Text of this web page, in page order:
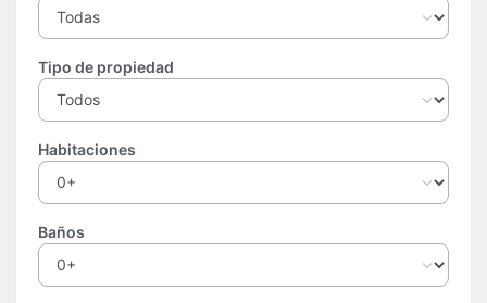
Tipo de propiedad
Habitaciones
Baños